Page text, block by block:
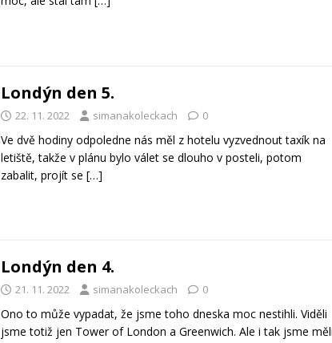
Londýn den 5.
22. 11. 2022 simanakoleckach 0
Ve dvě hodiny odpoledne nás měl z hotelu vyzvednout taxík na
letiště, takže v plánu bylo válet se dlouho v posteli, potom
zabalit, projít se […]
Londýn den 4.
21. 11. 2022 simanakoleckach 0
Ono to může vypadat, že jsme toho dneska moc nestihli. Viděli
jsme totiž jen Tower of London a Greenwich. Ale i tak jsme měli